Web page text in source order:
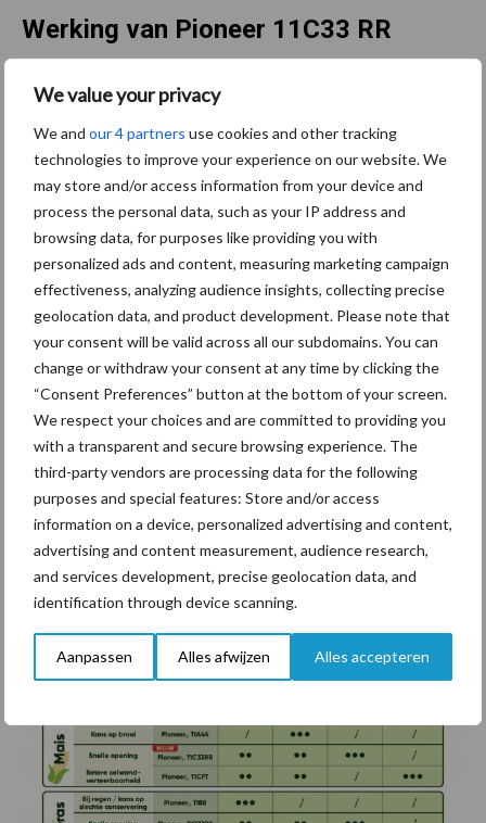
We value your privacy
We and our 4 partners use cookies and other tracking
technologies to improve your experience on our website. We
may store and/or access information from your device and
process the personal data, such as your IP address and
browsing data, for purposes like providing you with
personalized ads and content, measuring marketing campaign
effectiveness, analyzing audience insights, collecting precise
geolocation data, and product development. Please note that
your consent will be valid across all our subdomains. You can
change or withdraw your consent at any time by clicking the
“Consent Preferences” button at the bottom of your screen.
We respect your choices and are committed to providing you
with a transparent and secure browsing experience. The
third-party vendors are processing data for the following
purposes and special features: Store and/or access
information on a device, personalized advertising and content,
advertising and content measurement, audience research,
and services development, precise geolocation data, and
identification through device scanning.
Aanpassen Alles afwijzen Alles accepteren
Werking van Pioneer 11C33 RR
Pioneer 11C33 RR is gebaseerd op een combinatie van
Deze melkzuurbacteriën hebben een erg hoge activiteit.
Pioneer 11C33 Rapid React® verbetert de efficiëntie
Bij het begin van het inkuilen geven de homofermentatieve
melkzuurbacteriën grote hoeveelheden melkzuur af en zorgen zo
voor een snelle en efficiënte omzetting van de suikers in
melkzuur.
Pioneer 11C33 Rapid React® verbetert de aerobe stabiliteit
De melkzuurbacteriën van de heterofermentatieve stam
Lactobacillus buchneri LN4637 zetten een deel van het melkzuur
de vorming van gisten tegengaan en broei zeer effectief remmen.
Zo krijg je meer smakelijk ruwvoer aan het voerhek.
Kies het juiste inkuilmiddel voor uw
inkuilomstandigheden